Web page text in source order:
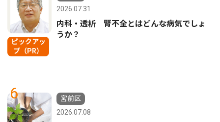
ピックアッ
プ（PR）
2026.07.31
内科・透析 腎不全とはどんな病気でしょ
うか？
6
宮前区
2026.07.08